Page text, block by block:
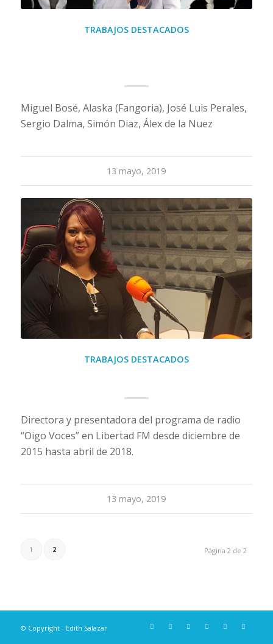
TRABAJOS DESTACADOS
Miguel Bosé, Alaska (Fangoria), José Luis Perales,
Sergio Dalma, Simón Diaz, Álex de la Nuez
13 mayo, 2019
TRABAJOS DESTACADOS
Directora y presentadora del programa de radio
“Oigo Voces” en Libertad FM desde diciembre de
2015 hasta abril de 2018.
13 mayo, 2019
Página 2 de 2
1 2
© Copyright - Edith Salazar